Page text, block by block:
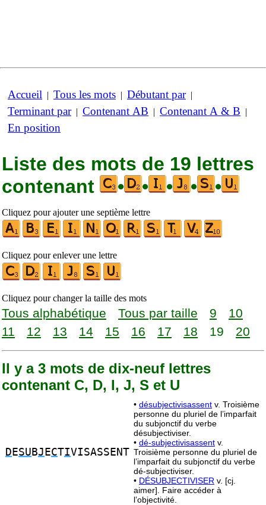
Accueil | Tous les mots | Débutant par|
Terminant par| Contenant AB | Contenant A & B |
En position
Liste des mots de 19 lettres
contenant
• • • • •
Cliquez pour ajouter une septième lettre
Cliquez pour enlever une lettre
Cliquez pour changer la taille des mots
Tous alphabétique Tous par taille 9
10
11
12 13 14 15 16 17 18 19 20
Il y a 3 mots de dix-neuf lettres
contenant C, D, I, J, S et U
D ESU BJ ECTIVISASSENT
• désubjectivisassent v. Troisième
personne du pluriel de l’imparfait
du subjonctif du verbe
désubjectiviser.
• dé-subjectivisassent v.
Troisième personne du pluriel de
l’imparfait du subjonctif du verbe
dé-subjectiviser.
• DÉSUBJECTIVISER v. [cj.
aimer]. Faire accéder à
l’objectivité.